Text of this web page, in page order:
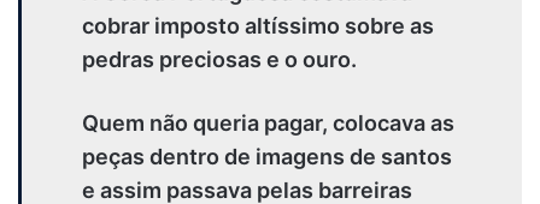
cobrar imposto altíssimo sobre as
pedras preciosas e o ouro.
Quem não queria pagar, colocava as
peças dentro de imagens de santos
e assim passava pelas barreiras